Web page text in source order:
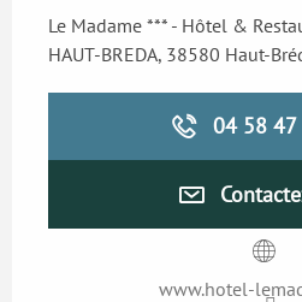
Le Madame *** - Hôtel &
HAUT-BREDA, 38580 Haut-
04 58 47
www.hotel-